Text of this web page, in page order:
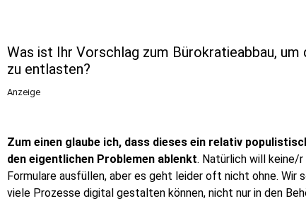
Was ist Ihr Vorschlag zum Bürokratieabbau,
zu entlasten?
Anzeige
Zum einen glaube ich, dass dieses ein relativ
den eigentlichen Problemen ablenkt. Natürlich will keine/r
Formulare ausfüllen, aber es geht leider oft nicht ohne. Wir
viele Prozesse digital gestalten können, nicht nur in den